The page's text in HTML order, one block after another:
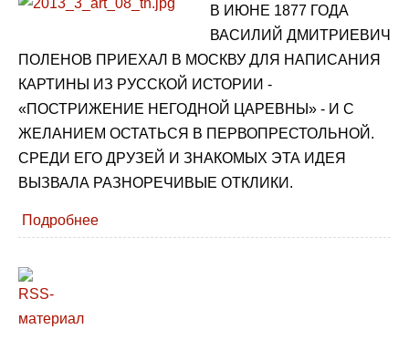
В ИЮНЕ 1877 ГОДА
ВАСИЛИЙ ДМИТРИЕВИЧ
ПОЛЕНОВ ПРИЕХАЛ В МОСКВУ ДЛЯ НАПИСАНИЯ
КАРТИНЫ ИЗ РУССКОЙ ИСТОРИИ -
«ПОСТРИЖЕНИЕ НЕГОДНОЙ ЦАРЕВНЫ» - И С
ЖЕЛАНИЕМ ОСТАТЬСЯ В ПЕРВОПРЕСТОЛЬНОЙ.
СРЕДИ ЕГО ДРУЗЕЙ И ЗНАКОМЫХ ЭТА ИДЕЯ
ВЫЗВАЛА РАЗНОРЕЧИВЫЕ ОТКЛИКИ.
Подробнее